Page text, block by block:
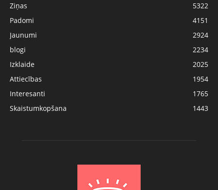
Ziņas
5322
Padomi
4151
Jaunumi
2924
blogi
2234
Izklaide
2025
Attiecības
1954
Interesanti
1765
Skaistumkopšana
1443